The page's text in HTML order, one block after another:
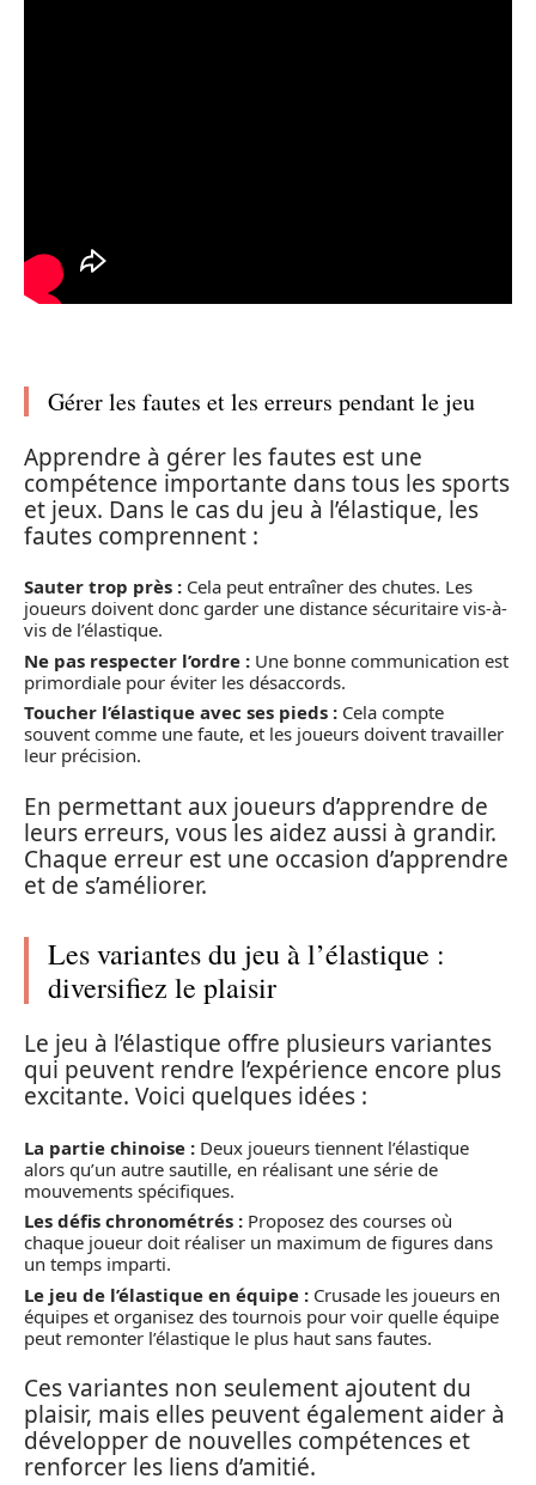
Gérer les fautes et les erreurs pendant le jeu
Apprendre à gérer les fautes est une
compétence importante dans tous les sports
et jeux. Dans le cas du jeu à l’élastique, les
fautes comprennent :
Sauter trop près : Cela peut entraîner des chutes. Les
joueurs doivent donc garder une distance sécuritaire vis-à-
vis de l’élastique.
Ne pas respecter l’ordre : Une bonne communication est
primordiale pour éviter les désaccords.
Toucher l’élastique avec ses pieds : Cela compte
souvent comme une faute, et les joueurs doivent travailler
leur précision.
En permettant aux joueurs d’apprendre de
leurs erreurs, vous les aidez aussi à grandir.
Chaque erreur est une occasion d’apprendre
et de s’améliorer.
Les variantes du jeu à l’élastique :
diversifiez le plaisir
Le jeu à l’élastique offre plusieurs variantes
qui peuvent rendre l’expérience encore plus
excitante. Voici quelques idées :
La partie chinoise : Deux joueurs tiennent l’élastique
alors qu’un autre sautille, en réalisant une série de
mouvements spécifiques.
Les défis chronométrés : Proposez des courses où
chaque joueur doit réaliser un maximum de figures dans
un temps imparti.
Le jeu de l’élastique en équipe : Crusade les joueurs en
équipes et organisez des tournois pour voir quelle équipe
peut remonter l’élastique le plus haut sans fautes.
Ces variantes non seulement ajoutent du
plaisir, mais elles peuvent également aider à
développer de nouvelles compétences et
renforcer les liens d’amitié.